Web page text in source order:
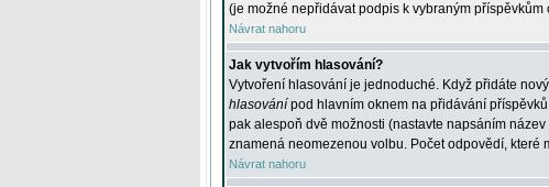
(je možné nepřidávat podpis k vybraným
Návrat nahoru
Jak vytvořím hlasování?
Vytvoření hlasování je jednoduché. Když přidáte
hlasování pod hlavním oknem na přidávání
pak alespoň dvě možnosti (nastavte napsáním
znamená neomezenou volbu. Počet odpovědí, které
Návrat nahoru